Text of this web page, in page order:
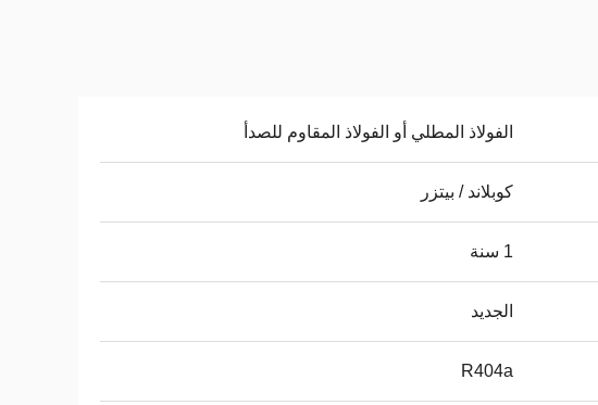
الفولاذ المطلي أو الفولاذ المقاوم للصدأ
كوبلاند / بيتزر
1 سنة
الجديد
R404a